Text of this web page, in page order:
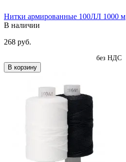
Нитки армированные 100ЛЛ 1000 м
В наличии
268 руб.
без НДС
В корзину